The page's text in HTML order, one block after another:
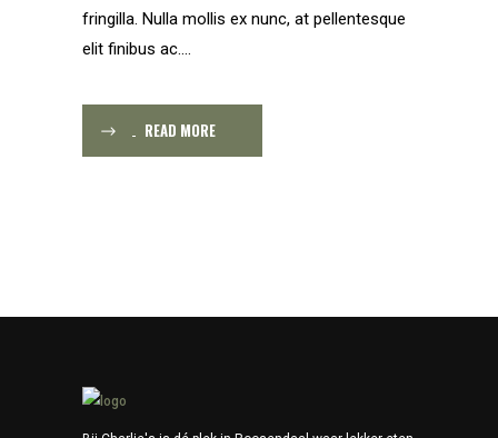
fringilla. Nulla mollis ex nunc, at pellentesque
elit finibus ac....
READ MORE